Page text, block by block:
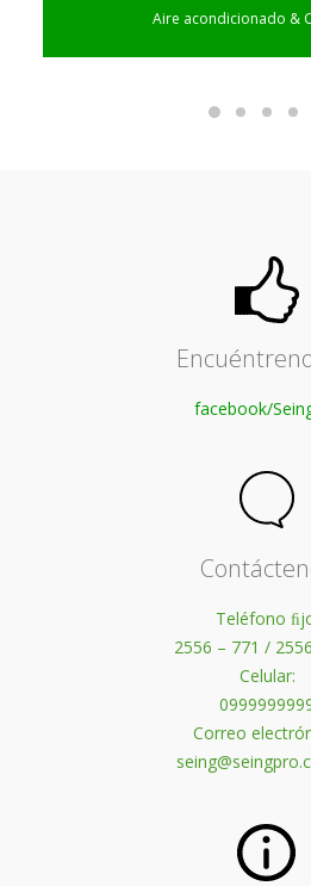
Aire acondicionado &
facebook/
Teléfono
2556 – 771 /
Celular:
Correo